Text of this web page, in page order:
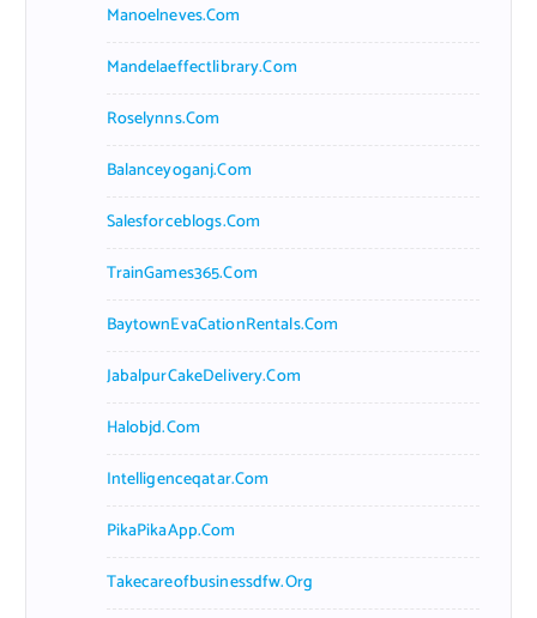
Manoelneves.com
Mandelaeffectlibrary.com
Roselynns.com
Balanceyoganj.com
Salesforceblogs.com
TrainGames365.com
BaytownEvaCationRentals.com
JabalpurCakeDelivery.com
Halobjd.com
Intelligenceqatar.com
PikaPikaApp.com
Takecareofbusinessdfw.org